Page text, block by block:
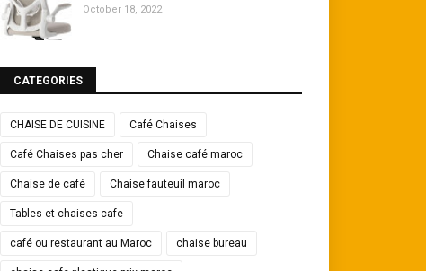
October 18, 2022
CATEGORIES
CHAISE DE CUISINE Café Chaises
Café Chaises pas cher Chaise café maroc
Chaise de café Chaise fauteuil maroc
Tables et chaises cafe
café ou restaurant au Maroc chaise bureau